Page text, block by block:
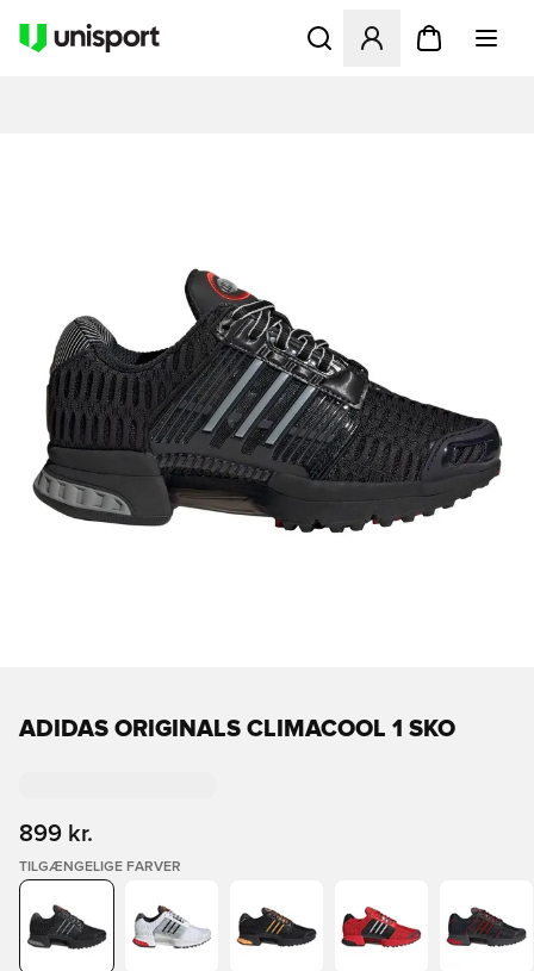
Åbner en Modal til at
ADIDAS ORIGINALS CLIMACOOL 1 SKO
899 kr.
TILGÆNGELIGE FARVER